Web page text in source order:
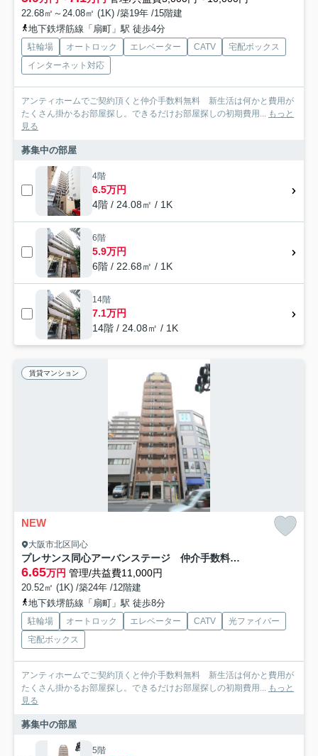
22.68㎡～24.08㎡ (1K) /築19年 /15階建
地下鉄堺筋線「扇町」駅 徒歩4分
駐輪場 オートロック エレベーター CATV
宅配ボックス
インターネット対応
アンティホームでご契約頂くと仲介手数料無料 新生活は何かと費用が
たくさん掛かるお部屋探し。できるだけお部屋探しの初期費用...
もっと
見る
募集中の部屋
4階
6.5万円
4階 / 24.08㎡ / 1K
6階
5.9万円
6階 / 22.68㎡ / 1K
14階
7.1万円
14階 / 24.08㎡ / 1K
賃貸マンション
NEW
大阪市北区同心
プレサンス同心アーバンステージ 仲介手数料無料
6.65万円 管理/共益費11,000円
20.52㎡ (1K) /築24年 /12階建
地下鉄堺筋線「扇町」駅 徒歩8分
駐輪場 オートロック エレベーター CATV
光ファイバー
宅配ボックス
アンティホームでご契約頂くと仲介手数料無料 新生活は何かと費用が
たくさん掛かるお部屋探し。できるだけお部屋探しの初期費用...
もっと
見る
募集中の部屋
5階